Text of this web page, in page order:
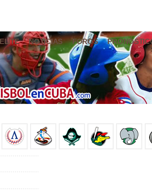
NOTICIAS FOROS